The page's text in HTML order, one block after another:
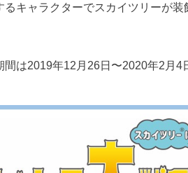
るキャラクターでスカイツリーが
間は2019年12月26日〜2020年2月4